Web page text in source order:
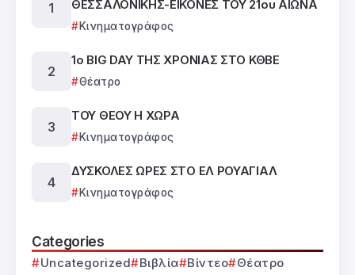
ΘΕΣΣΑΛΟΝΙΚΗΣ-ΕΙΚΟΝΕΣ ΤΟΥ 21ου ΑΙΩΝΑ
Κινηματογράφος
1ο BIG DAY ΤΗΣ ΧΡΟΝΙΑΣ ΣΤΟ ΚΘΒΕ
Θέατρο
ΤΟΥ ΘΕΟΥ Η ΧΩΡΑ
Κινηματογράφος
ΔΥΣΚΟΛΕΣ ΩΡΕΣ ΣΤΟ ΕΛ ΡΟΥΑΓΙΑΛ
Κινηματογράφος
Categories
Uncategorized Βιβλία Βίντεο
Θέατρο